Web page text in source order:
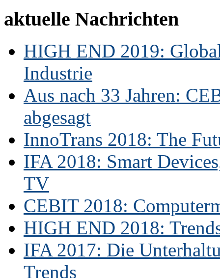
aktuelle Nachrichten
HIGH END 2019:
Industrie
Aus nach 33 Jahren:
abgesagt
InnoTrans 2018: The
IFA 2018: Smart
TV
CEBIT 2018:
HIGH END 2018:
IFA 2017: Die
Trends